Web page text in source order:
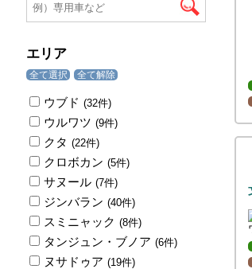
エリア
全て選択 全て解除
ウブド (32件)
ウルワツ (9件)
クタ (22件)
クロボカン (5件)
サヌール (7件)
ジンバラン (40件)
スミニャック (8件)
タンジュン・ブノア (6件)
ヌサドゥア (19件)